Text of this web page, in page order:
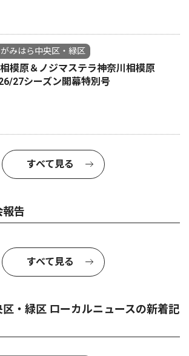
がみはら中央区・緑区
模原＆ノジマステラ神奈川相模原
27シーズン開幕特別号
すべて見る
報告
すべて見る
・緑区 ローカルニュースの新着記